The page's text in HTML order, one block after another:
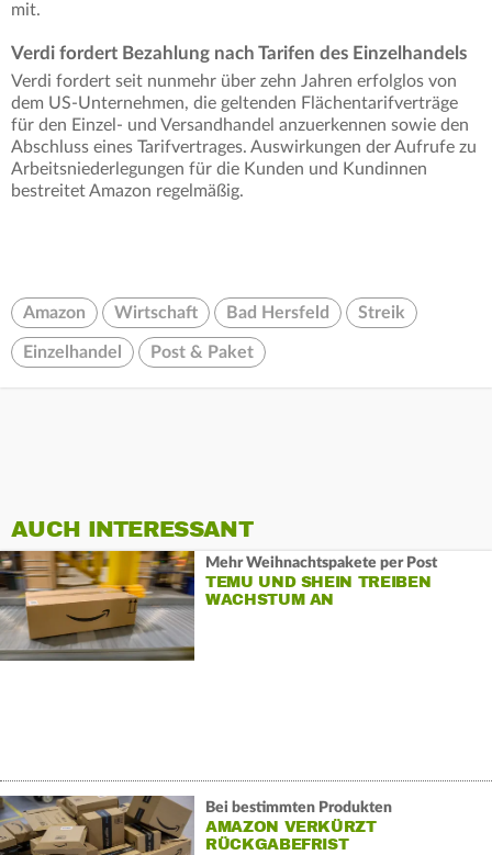
mit.
Verdi fordert Bezahlung nach Tarifen des Einzelhandels
Verdi fordert seit nunmehr über zehn Jahren erfolglos von
dem US-Unternehmen, die geltenden Flächentarifverträge
für den Einzel- und Versandhandel anzuerkennen sowie den
Abschluss eines Tarifvertrages. Auswirkungen der Aufrufe zu
Arbeitsniederlegungen für die Kunden und Kundinnen
bestreitet Amazon regelmäßig.
Amazon Wirtschaft Bad Hersfeld Streik
Einzelhandel Post & Paket
AUCH INTERESSANT
Mehr Weihnachtspakete per Post
TEMU UND SHEIN TREIBEN
WACHSTUM AN
Bei bestimmten Produkten
AMAZON VERKÜRZT
RÜCKGABEFRIST